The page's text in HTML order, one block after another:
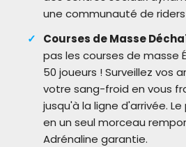
une communauté de riders
Courses de Masse
pas les courses de masse
50 joueurs ! Surveillez vos
votre sang-froid en vous
jusqu'à la ligne d'arrivée.
en un seul morceau
Adrénaline garantie.